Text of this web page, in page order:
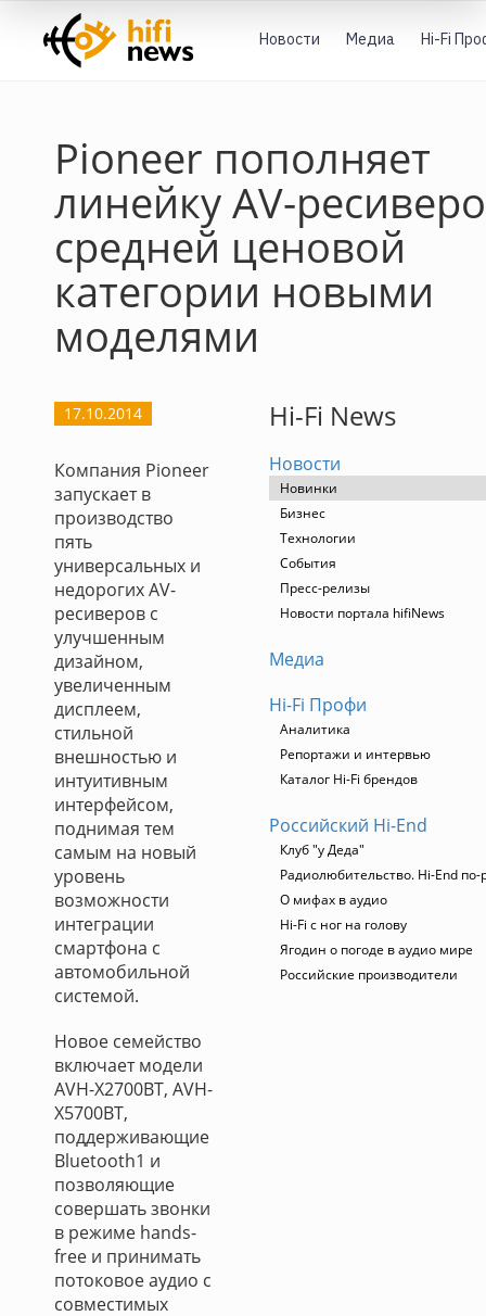
Новости Медиа Hi-Fi
Pioneer пополняет
линейку AV-
средней ценовой
категории новыми
моделями
17.10.2014
Компания Pioneer
запускает в
производство
пять
универсальных и
недорогих AV-
ресиверов с
улучшенным
дизайном,
увеличенным
дисплеем,
стильной
внешностью и
интуитивным
интерфейсом,
поднимая тем
самым на новый
уровень
возможности
интеграции
смартфона с
автомобильной
системой.
Новое семейство
включает модели
AVH-X2700BT, AVH-
X5700BT,
поддерживающие
Bluetooth1 и
позволяющие
совершать звонки
в режиме hands-
free и принимать
потоковое аудио c
совместимых
Hi-Fi News
Новости
Новинки
Бизнес
Технологии
События
Пресс-релизы
Новости портала hifiNews
Медиа
Hi-Fi Профи
Аналитика
Репортажи и интервью
Каталог Hi-Fi брендов
Российский Hi-End
Клуб "у Деда"
Радиолюбительство. Hi-End по-
О мифах в аудио
Hi-Fi с ног на голову
Ягодин о погоде в аудио мире
Российские производители